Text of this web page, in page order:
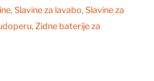
,Slavine za lavabo,Slavine za
,Zidne baterije za